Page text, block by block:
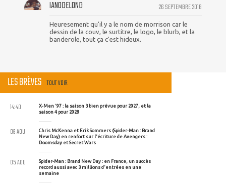
26 SEPTEMBRE 2018
IAN0DELOND
Heuresement qu'il y a le nom de morrison car le
dessin de la couv, le surtitre, le logo, le blurb, et la
banderole, tout ça c'est hideux.
LES BRÈVES TOUT VOIR
X-Men '97 : la saison 3 bien prévue pour 2027, et la
saison 4 pour 2028
14:40
Chris McKenna et Erik Sommers (Spider-Man : Brand
New Day) en renfort sur l'écriture de Avengers :
Doomsday et Secret Wars
06 AOU
Spider-Man : Brand New Day : en France, un succès
record aussi avec 3 millions d'entrées en une
semaine
05 AOU